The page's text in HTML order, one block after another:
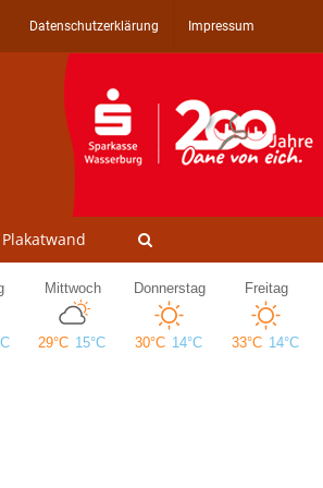
Datenschutzerklärung Impressum
Plakatwand